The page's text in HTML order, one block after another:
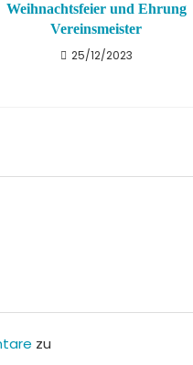
Weihnachtsfeier und Ehrung
Vereinsmeister
25/12/2023
zu